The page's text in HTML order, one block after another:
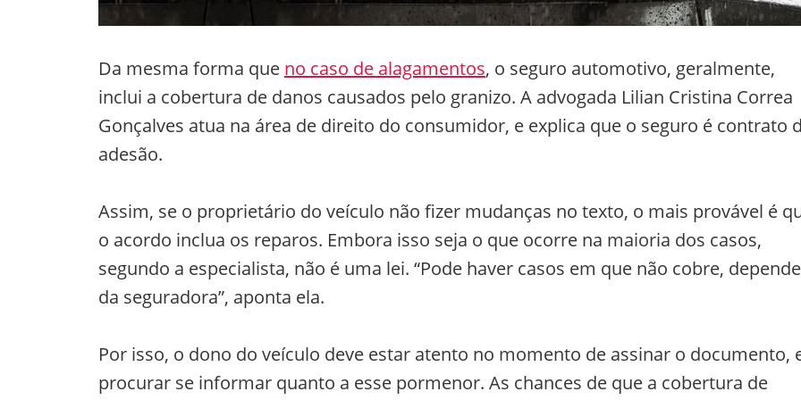
Da mesma forma que no caso de alagamentos, o seguro automotivo, geralmente,
inclui a cobertura de danos causados pelo granizo. A advogada Lilian Cristina Correa
Gonçalves atua na área de direito do consumidor, e explica que o seguro é contrato
adesão.
Assim, se o proprietário do veículo não fizer mudanças no texto, o mais provável é
o acordo inclua os reparos. Embora isso seja o que ocorre na maioria dos casos,
segundo a especialista, não é uma lei. “Pode haver casos em que não cobre, depende
da seguradora”, aponta ela.
Por isso, o dono do veículo deve estar atento no momento de assinar o documento,
procurar se informar quanto a esse pormenor. As chances de que a cobertura de